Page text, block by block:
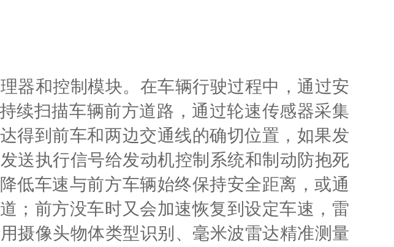
器和控制模块。在车辆行驶过程中，通过安
续扫描车辆前方道路，通过轮速传感器采集
得到前车和两边交通线的确切位置，如果发
送执行信号给发动机控制系统和制动防抱死
低车速与前方车辆始终保持安全距离，或通
；前方没车时又会加速恢复到设定车速，雷
摄像头物体类型识别、毫米波雷达精准测量